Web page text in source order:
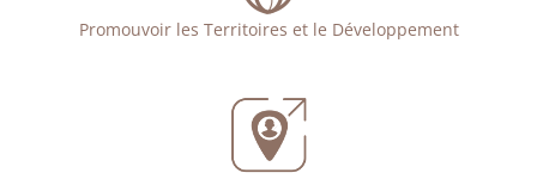
Promouvoir les Territoires et le Développement